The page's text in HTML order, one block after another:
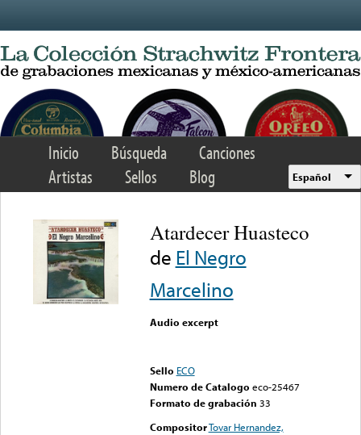
Inicio Búsqueda
Canciones
Artistas
Sellos Blog Español
Atardecer Huasteco
de El Negro
Marcelino
Audio excerpt
Sello ECO
Numero de Catalogo eco-25467
Formato de grabación 33
CompositorTovar Hernandez,